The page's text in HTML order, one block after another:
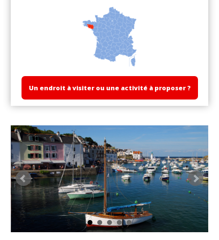
Un endroit à visiter ou une activité à proposer ?